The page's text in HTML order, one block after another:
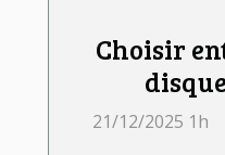
Choisir
sécuriser
21/12/2025 1h